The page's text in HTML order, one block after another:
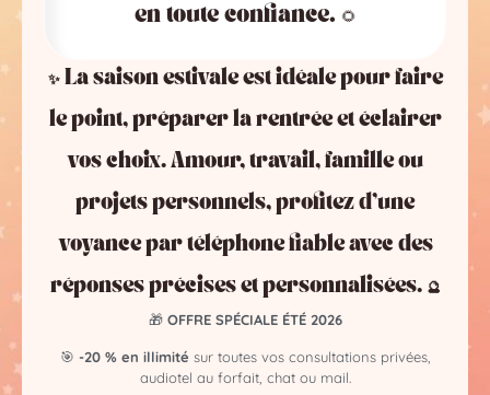
Présentation
Commentaires
Commentaires
100% d'avis positifs
en toute confiance. 🌻
✨ La saison estivale est idéale pour faire
le point, préparer la rentrée et éclairer
vos choix. Amour, travail, famille ou
projets personnels, profitez d’une
voyance par téléphone fiable avec des
réponses précises et personnalisées. 🔮
🎁 OFFRE SPÉCIALE ÉTÉ 2026
🎯 -20 % en illimité sur toutes vos consultations privées,
audiotel au forfait, chat ou mail.